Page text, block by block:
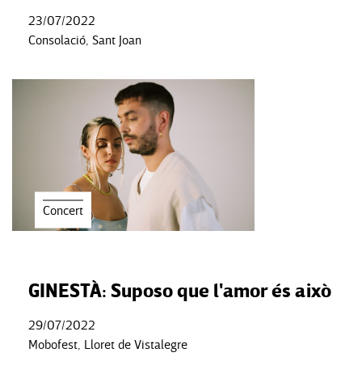
23/07/2022
Consolació, Sant Joan
Concert
GINESTÀ: Suposo que l'amor és això
29/07/2022
Mobofest, Lloret de Vistalegre